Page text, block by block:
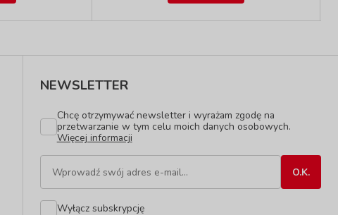
NEWSLETTER
Chcę otrzymywać newsletter i wyrażam zgodę na
przetwarzanie w tym celu moich danych osobowych.
Więcej informacji
Wyłącz subskrypcję